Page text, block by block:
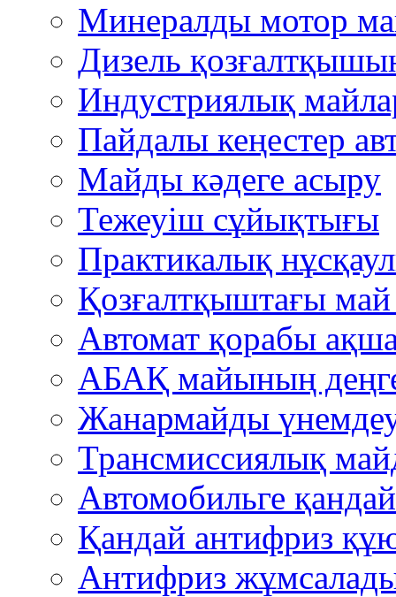
Минералды мотор
Дизель
Индустриялық
Пайдалы кеңестер
Mайды кәдеге асыру
Тежеуіш cұйықтығы
Практикалық
Қозғалтқыштағы
Автомат қорабы
АБАҚ майының
Жанармайды
Трансмиссиялық
Автомобильге
Қандай антифриз
Антифриз